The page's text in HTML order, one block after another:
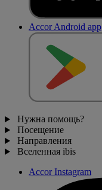
Accor Android app
Нужна помощь?
Посещение
Направления
Вселенная ibis
Accor Instagram